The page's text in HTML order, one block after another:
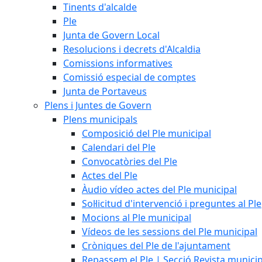
Tinents d'alcalde
Ple
Junta de Govern Local
Resolucions i decrets d'Alcaldia
Comissions informatives
Comissió especial de comptes
Junta de Portaveus
Plens i Juntes de Govern
Plens municipals
Composició del Ple municipal
Calendari del Ple
Convocatòries del Ple
Actes del Ple
Àudio vídeo actes del Ple municipal
Sol·licitud d'intervenció i preguntes al Ple
Mocions al Ple municipal
Vídeos de les sessions del Ple municipal
Cròniques del Ple de l'ajuntament